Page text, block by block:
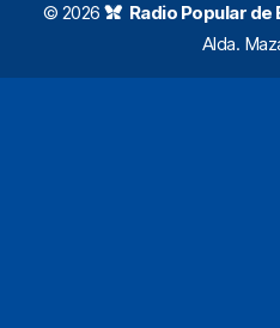
© 2026 Radio Popular de
Alda.